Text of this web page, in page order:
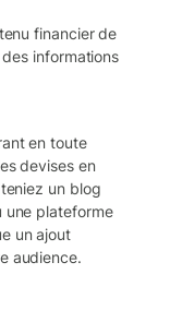
financier de
informations
en toute
devises en
un blog
une plateforme
un ajout
audience.